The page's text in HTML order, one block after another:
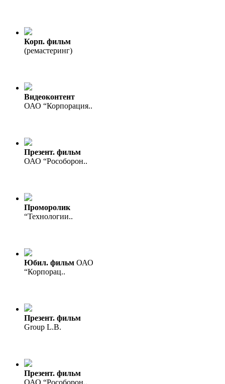
Корп. фильм
(ремастеринг)
Видеоконтент
ОАО “Корпорация..
Презент. фильм
ОАО “Рособорон..
Проморолик
“Технологии..
Юбил. фильм ОАО
“Корпорац..
Презент. фильм
Group L.B.
Презент. фильм
ОАО “Рособорон..